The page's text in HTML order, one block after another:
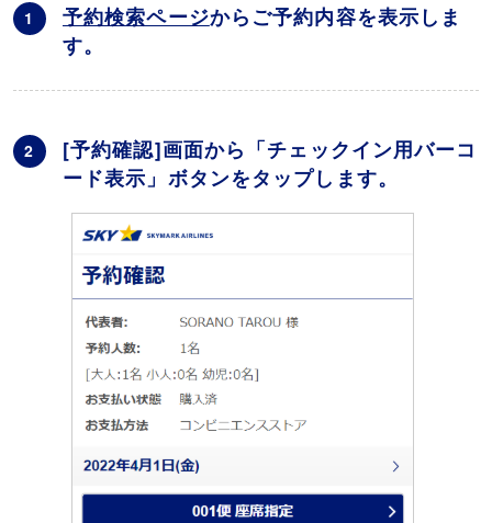
1 予約検索ページからご予約内容を表示しま
す。
2
[予約確認]画面から「チェックイン用バーコ
ード表示」ボタンをタップします。